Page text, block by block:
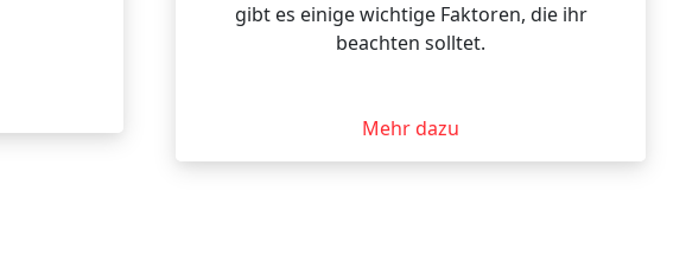
gibt es einige wichtige Faktoren, die ihr
beachten solltet.
Mehr dazu